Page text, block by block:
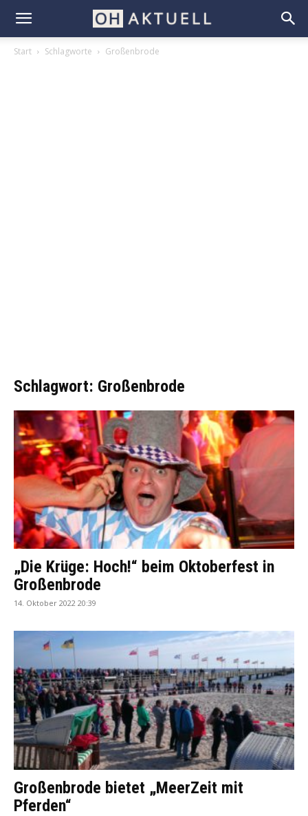
Start Schlagworte Großenbrode
Schlagwort: Großenbrode
„Die Krüge: Hoch!“ beim Oktoberfest in
Großenbrode
14. Oktober 2022 20:39
Großenbrode bietet „MeerZeit mit
Pferden“